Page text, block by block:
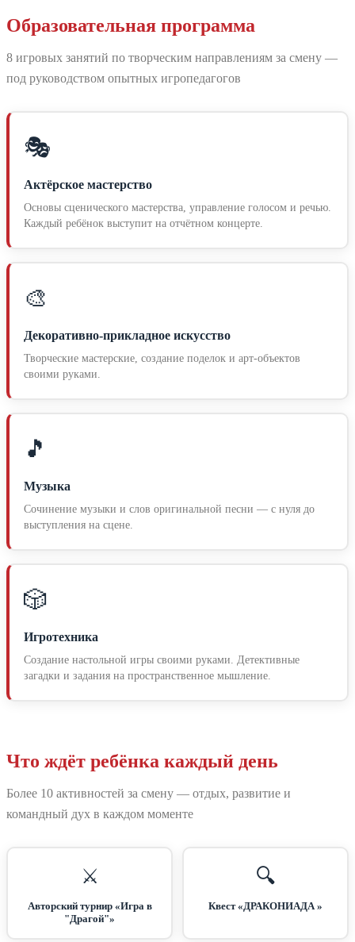
Образовательная программа
8 игровых занятий по творческим направлениям за смену —
под руководством опытных игропедагогов
🎭
Актёрское мастерство
Основы сценического мастерства, управление голосом и речью.
Каждый ребёнок выступит на отчётном концерте.
🎨
Декоративно-прикладное искусство
Творческие мастерские, создание поделок и арт-объектов
своими руками.
🎵
Музыка
Сочинение музыки и слов оригинальной песни — с нуля до
выступления на сцене.
🎲
Игротехника
Создание настольной игры своими руками. Детективные
загадки и задания на пространственное мышление.
Что ждёт ребёнка каждый день
Более 10 активностей за смену — отдых, развитие и
командный дух в каждом моменте
⚔️
Авторский турнир «Игра в
"Драгой"»
🔍
Квест «ДРАКОНИАДА »